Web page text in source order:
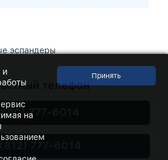
эспандеры
телефон
777-6014
777-6014
и
на